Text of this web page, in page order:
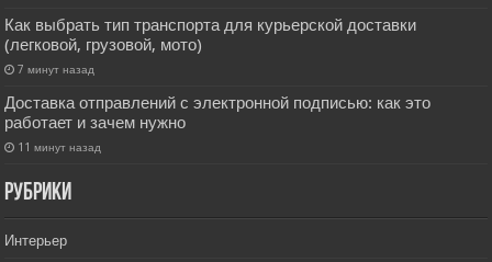
Как выбрать тип транспорта для курьерской доставки
(легковой, грузовой, мото)
7 минут назад
Доставка отправлений с электронной подписью: как это
работает и зачем нужно
11 минут назад
РУбрики
Интерьер